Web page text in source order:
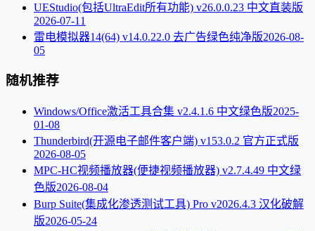
UEStudio(包括UltraEdit所有功能) v26.0.0.23 中文直装版
2026-07-11
雷电模拟器14(64) v14.0.22.0 去广告绿色纯净版2026-08-
05
随机推荐
Windows/Office激活工具合集 v2.4.1.6 中文绿色版2025-
01-08
Thunderbird(开源电子邮件客户端) v153.0.2 官方正式版
2026-08-05
MPC-HC视频播放器(便捷视频播放器) v2.7.4.49 中文绿
色版2026-08-04
Burp Suite(集成化渗透测试工具) Pro v2026.4.3 汉化破解
版2026-05-24